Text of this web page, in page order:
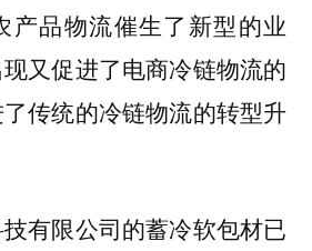
产品物流催生了新型的业
又促进了电商冷链物流的
传统的冷链物流的转型升
有限公司的蓄冷软包材已